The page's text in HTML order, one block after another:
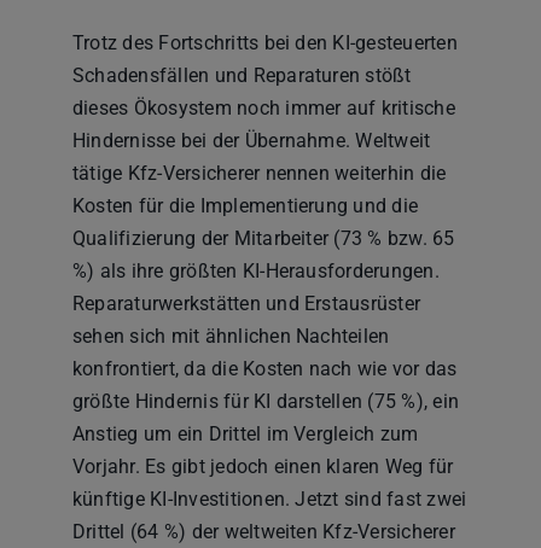
Trotz des Fortschritts bei den KI-gesteuerten
Schadensfällen und Reparaturen stößt
dieses Ökosystem noch immer auf kritische
Hindernisse bei der Übernahme. Weltweit
tätige Kfz-Versicherer nennen weiterhin die
Kosten für die Implementierung und die
Qualifizierung der Mitarbeiter (73 % bzw. 65
%) als ihre größten KI-Herausforderungen.
Reparaturwerkstätten und Erstausrüster
sehen sich mit ähnlichen Nachteilen
konfrontiert, da die Kosten nach wie vor das
größte Hindernis für KI darstellen (75 %), ein
Anstieg um ein Drittel im Vergleich zum
Vorjahr. Es gibt jedoch einen klaren Weg für
künftige KI-Investitionen. Jetzt sind fast zwei
Drittel (64 %) der weltweiten Kfz-Versicherer